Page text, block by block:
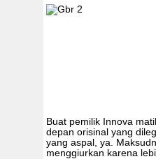
Buat pemilik Innova
depan orisinal yang
yang aspal, ya.
menggiurkan karena